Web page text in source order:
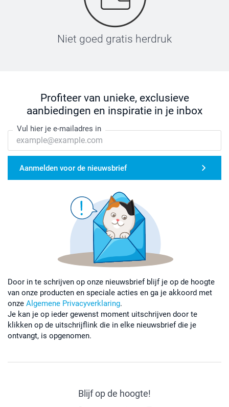
Niet goed gratis herdruk
Profiteer van unieke, exclusieve
aanbiedingen en inspiratie in je inbox
Vul hier je e-mailadres in
Aanmelden voor de nieuwsbrief
Door in te schrijven op onze nieuwsbrief blijf je op de hoogte
van onze producten en speciale acties en ga je akkoord met
onze Algemene Privacyverklaring.
Je kan je op ieder gewenst moment uitschrijven door te
klikken op de uitschrijflink die in elke nieuwsbrief die je
ontvangt, is opgenomen.
Blijf op de hoogte!